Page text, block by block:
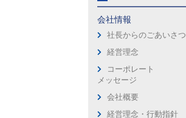
会社情報
社長からのごあいさつ
経営理念
コーポレート
メッセージ
会社概要
経営理念・行動指針